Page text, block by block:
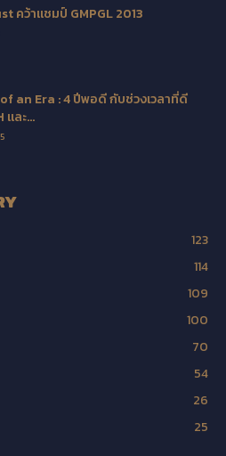
คว้าแชมป์ GMPGL 2013
an Era : 4 ปีพอดี กับช่วงเวลาที่ดี
และ...
123
114
109
100
70
54
26
25